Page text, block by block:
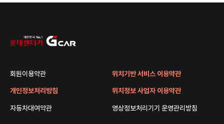
회원이용약관
개인정보처리방침
자동차대여약관
위치기반 서비스 이용약관
위치정보 사업자 이용약관
영상정보처리기기 운영관리방침